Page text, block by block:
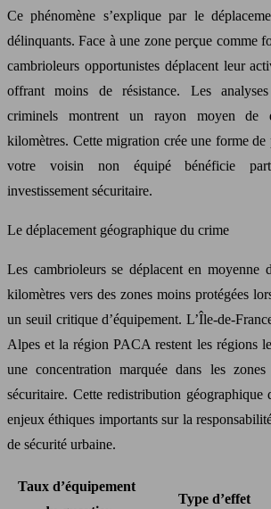
Ce phénomène s’explique par le
délinquants. Face à une zone perçue comme
cambrioleurs opportunistes déplacent leur
offrant moins de résistance. Les
criminels montrent un rayon moyen de
kilomètres. Cette migration crée une forme
votre voisin non équipé bénéficie
investissement sécuritaire.
Le déplacement géographique du crime
Les cambrioleurs se déplacent en moyenne
kilomètres vers des zones moins protégées
un seuil critique d’équipement. L’Île-de-
Alpes et la région PACA restent les régions
une concentration marquée dans les
sécuritaire. Cette redistribution géographique
enjeux éthiques importants sur la
de sécurité urbaine.
Taux d’équipement
Type d’effet